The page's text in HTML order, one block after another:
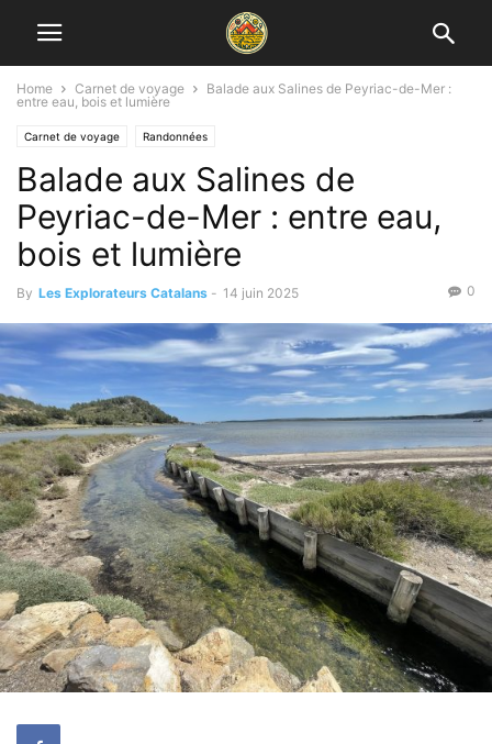
Home Carnet de voyage
Balade aux Salines de Peyriac-de-Mer :
entre eau, bois et lumière
Carnet de voyage Randonnées
Balade aux Salines de
Peyriac-de-Mer : entre eau,
bois et lumière
By Les Explorateurs Catalans - 14 juin 2025 0